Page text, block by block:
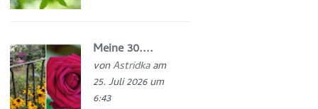
Meine 30....
vonAstridkaam
25. Juli 2026 um
6:43